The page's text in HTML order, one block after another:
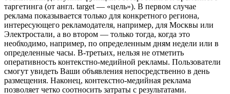
таргетинга (от англ. target — «цель»). В первом случае
реклама показывается только для конкретного региона,
интересующего рекламодателя, например, для Москвы или
Электростали, а во втором — только тогда, когда это
необходимо, например, по определенным дням недели или в
определенные часы. В-третьих, нельзя не отметить
оперативность контекстно-медийной рекламы. Пользователи
смогут увидеть Ваши объявления непосредственно в день
размещения. Наконец, контекстно-медийная реклама
позволяет четко соотносить затраты с результатами.